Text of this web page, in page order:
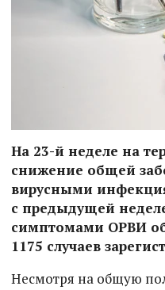
На 23-й неделе на
снижение общей
вирусными
с предыдущей
симптомами ОРВИ
1175 случаев
Несмотря на общую